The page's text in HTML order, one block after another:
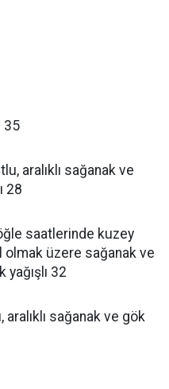
35
aralıklı sağanak ve
28
saatlerinde kuzey
olmak üzere sağanak ve
32
sağanak ve gök